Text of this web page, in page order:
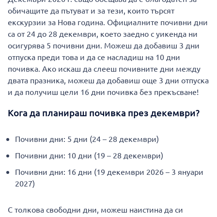
обичащите да пътуват и за тези, които търсят
екскурзии за Нова година. Официалните почивни дни
са от 24 до 28 декември, което заедно с уикенда ни
осигурява 5 почивни дни. Можеш да добавиш 3 дни
отпуска преди това и да се насладиш на 10 дни
почивка. Ако искаш да слееш почивните дни между
двата празника, можеш да добавиш още 3 дни отпуска
и да получиш цели 16 дни почивка без прекъсване!
Кога да планираш почивка през декември?
Почивни дни: 5 дни (24 – 28 декември)
Почивни дни: 10 дни (19 – 28 декември)
Почивни дни: 16 дни (19 декември 2026 – 3 януари
2027)
С толкова свободни дни, можеш наистина да си